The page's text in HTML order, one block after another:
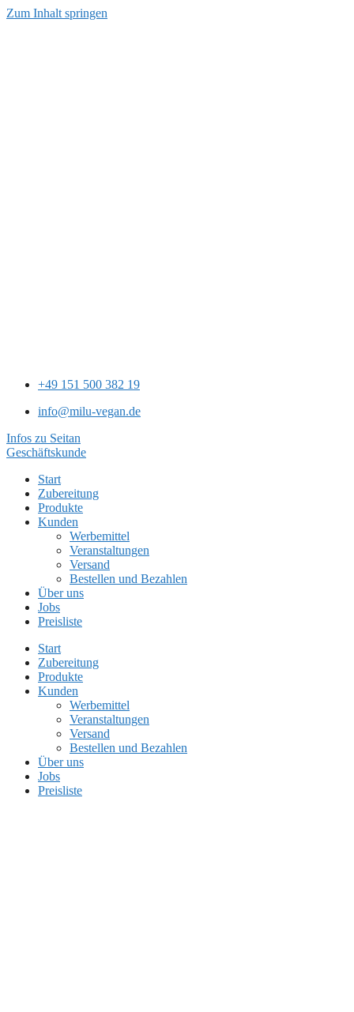
Zum Inhalt springen
+49 151 500 382 19
info@milu-vegan.de
Infos zu Seitan
Geschäftskunde
Start
Zubereitung
Produkte
Kunden
Werbemittel
Veranstaltungen
Versand
Bestellen und Bezahlen
Über uns
Jobs
Preisliste
Start
Zubereitung
Produkte
Kunden
Werbemittel
Veranstaltungen
Versand
Bestellen und Bezahlen
Über uns
Jobs
Preisliste